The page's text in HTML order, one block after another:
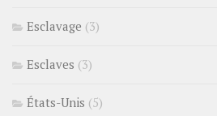
Esclavage (3)
Esclaves (3)
États-Unis (5)